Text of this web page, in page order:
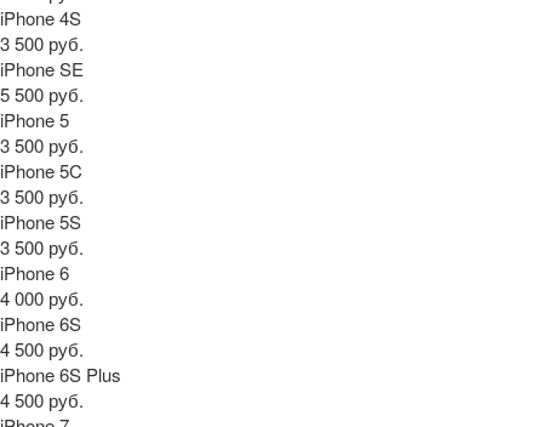
iPhone 4S
3 500 руб.
iPhone SE
5 500 руб.
iPhone 5
3 500 руб.
iPhone 5C
3 500 руб.
iPhone 5S
3 500 руб.
iPhone 6
4 000 руб.
iPhone 6S
4 500 руб.
iPhone 6S Plus
4 500 руб.